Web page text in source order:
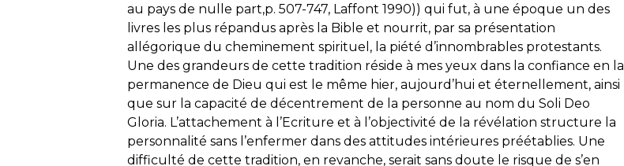
au pays de nulle part,p. 507-747, Laffont 1990)) qui fut, à une époque un des
livres les plus répandus après la Bible et nourrit, par sa présentation
allégorique du cheminement spirituel, la piété d’innombrables protestants.
Une des grandeurs de cette tradition réside à mes yeux dans la confiance en la
permanence de Dieu qui est le même hier, aujourd’hui et éternellement, ainsi
que sur la capacité de décentrement de la personne au nom du Soli Deo
Gloria. L’attachement à l’Ecriture et à l’objectivité de la révélation structure la
personnalité sans l’enfermer dans des attitudes intérieures préétablies. Une
difficulté de cette tradition, en revanche, serait sans doute le risque de s’en